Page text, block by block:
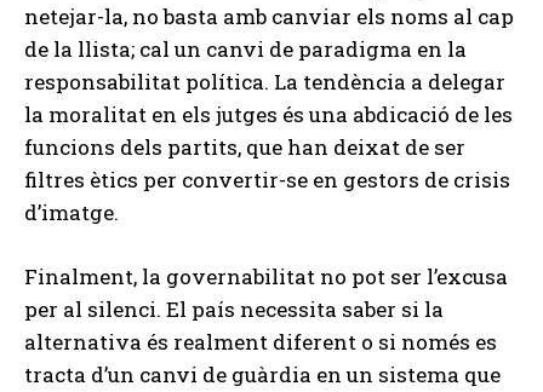
netejar-la, no basta amb canviar els noms al cap
de la llista; cal un canvi de paradigma en la
responsabilitat política. La tendència a delegar
la moralitat en els jutges és una abdicació de les
funcions dels partits, que han deixat de ser
filtres ètics per convertir-se en gestors de crisis
d’imatge.
Finalment, la governabilitat no pot ser l’excusa
per al silenci. El país necessita saber si la
alternativa és realment diferent o si només es
tracta d’un canvi de guàrdia en un sistema que